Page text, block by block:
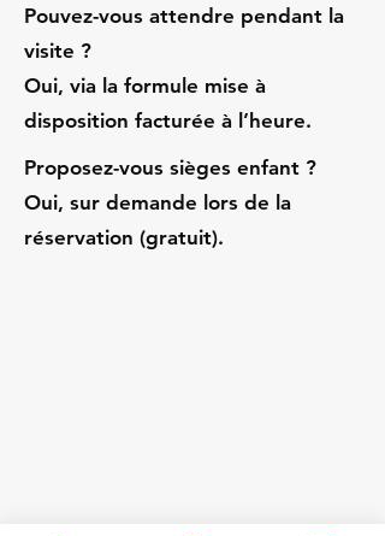
Pouvez-vous attendre pendant la
visite ?
Oui, via la formule mise à
disposition facturée à l’heure.
Proposez-vous sièges enfant ?
Oui, sur demande lors de la
réservation (gratuit).